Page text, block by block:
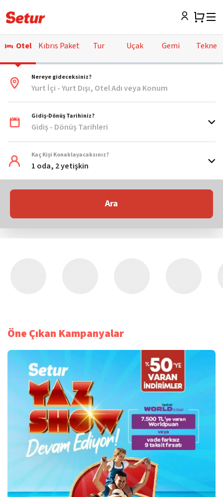
Otel Kıbrıs Paket Tur Uçak Gemi Tekne
Nereye gideceksiniz?
Yurt İçi - Yurt Dışı, Otel Adı veya Konum
Gidiş-Dönüş Tarihiniz?
Gidiş - Dönüş Tarihleri
Kaç Kişi Konaklayacaksınız?
1 oda, 2 yetişkin
Ara
Öne Çıkan Kampanyalar